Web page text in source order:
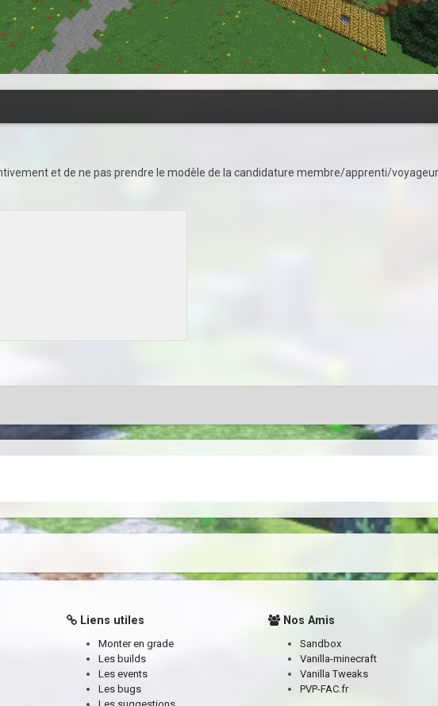
et de ne pas prendre le modèle de la candidature membre/apprenti/
Liens utiles
Monter en grade
Les builds
Les events
Les bugs
Nos Amis
Sandbox
Vanilla-minecraft
Vanilla Tweaks
PVP-FAC.fr